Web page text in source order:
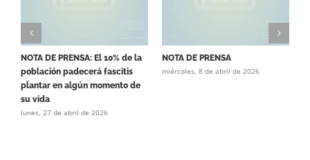
NOTA DE PRENSA: El 10% de la
población padecerá fascitis
plantar en algún momento de
su vida
lunes, 27 de abril de 2026
NOTA DE PRENSA
miércoles, 8 de abril de 2026